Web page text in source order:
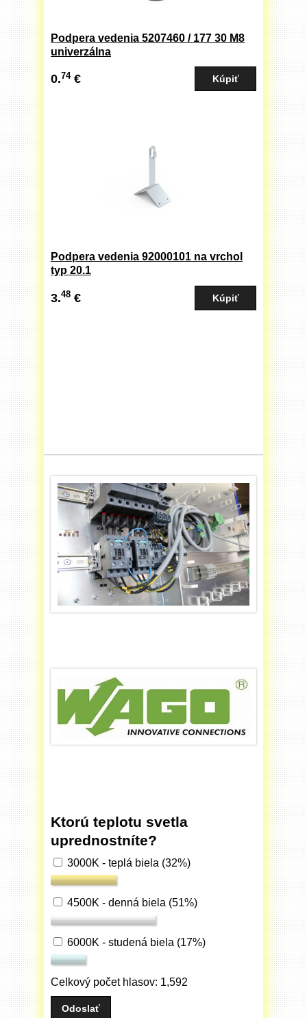
Podpera vedenia 5207460 / 177 30 M8
univerzálna
0.74€
Podpera vedenia 92000101 na vrchol
typ 20.1
3.48 €
Ktorú teplotu svetla
uprednostníte?
3000K - teplá biela (32%)
4500K - denná biela (51%)
6000K - studená biela (17%)
Celkový počet hlasov: 1,592